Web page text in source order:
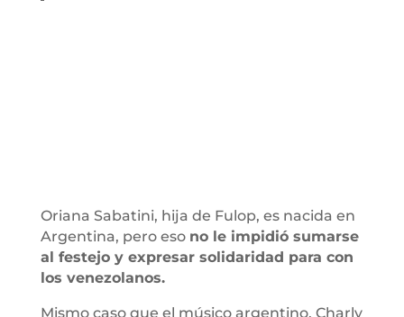
Oriana Sabatini, hija de Fulop, es nacida en
Argentina, pero eso no le impidió sumarse
al festejo y expresar solidaridad para con
los venezolanos.
Mismo caso que el músico argentino, Charly